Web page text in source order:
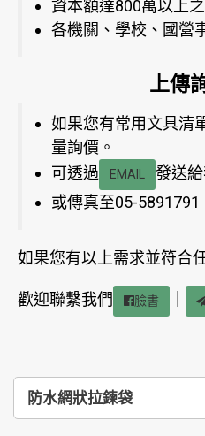
防水網狀拉鍊袋
資本額達800萬以上
各機關、學校、國營
上傳
如果您有常用文具清
量詢價。
可透過
EMAIL
發送
或傳真至05-5891791
如果您有以上需求並符合
歡迎聯繫我們 臉書